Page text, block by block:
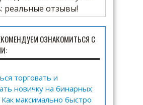
ОЗНАКОМИТЬСЯ С
торговать и
новичку на бинарных
максимально быстро